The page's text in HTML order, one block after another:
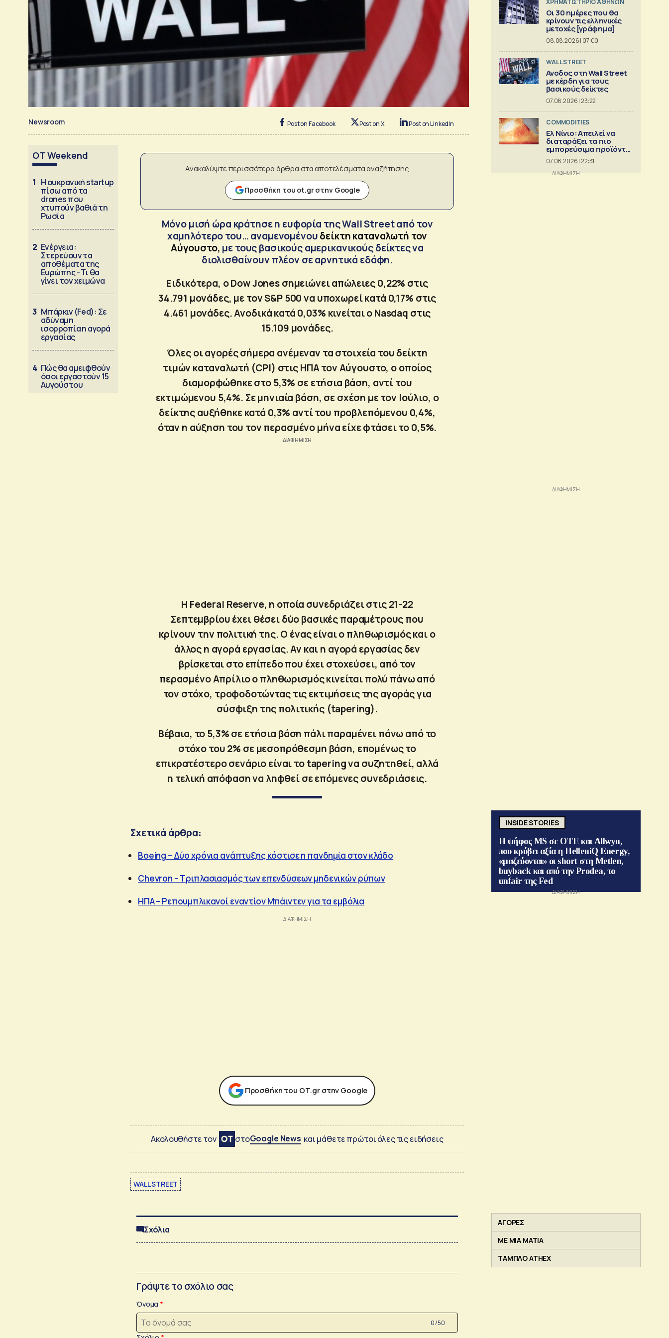
Newsroom Post on Facebook Post on X Post on LinkedIn
OT Weekend
1 Η ουκρανική startup
πίσω από τα
drones που
χτυπούν βαθιά τη
Ρωσία
2 Ενέργεια:
Στερεύουν τα
αποθέματα της
Ευρώπης - Τι θα
γίνει τον χειμώνα
3 Μπάρκιν (Fed): Σε
αδύναμη
ισορροπία η αγορά
εργασίας
4 Πώς θα αμειφθούν
όσοι εργαστούν 15
Αυγούστου
Ανακαλύψτε περισσότερα άρθρα στα αποτελέσματα αναζήτησης
Προσθήκη του ot.gr στην Google
Μόνο μισή ώρα κράτησε η ευφορία της Wall Street από τον
χαμηλότερο του… αναμενομένουδείκτη καταναλωτή τον
Αύγουστο, με τους βασικούς αμερικανικούς δείκτες να
διολισθαίνουν πλέον σε αρνητικά εδάφη.
Ειδικότερα, ο Dow Jones σημειώνει απώλειες 0,22% στις
34.791 μονάδες, με τον S&P 500 να υποχωρεί κατά 0,17% στις
4.461 μονάδες. Ανοδικά κατά 0,03% κινείται ο Nasdaq στις
15.109 μονάδες.
Όλες οι αγορές σήμερα ανέμεναν τα στοιχεία του δείκτη
τιμών καταναλωτή (CPI) στις ΗΠΑ τον Αύγουστο, ο οποίος
διαμορφώθηκε στο 5,3% σε ετήσια βάση, αντί του
εκτιμώμενου 5,4%. Σε μηνιαία βάση, σε σχέση με τον Ιούλιο, ο
δείκτης αυξήθηκε κατά 0,3% αντί του προβλεπόμενου 0,4%,
όταν η αύξηση του τον περασμένο μήνα είχε φτάσει το 0,5%.
Η Federal Reserve, η οποία συνεδριάζει στις 21-22
Σεπτεμβρίου έχει θέσει δύο βασικές παραμέτρους που
κρίνουν την πολιτική της. Ο ένας είναι ο πληθωρισμός και ο
άλλος η αγορά εργασίας. Αν και η αγορά εργασίας δεν
βρίσκεται στο επίπεδο που έχει στοχεύσει, από τον
περασμένο Απρίλιο ο πληθωρισμός κινείται πολύ πάνω από
τον στόχο, τροφοδοτώντας τις εκτιμήσεις της αγοράς για
σύσφιξη της πολιτικής (tapering).
Βέβαια, το 5,3% σε ετήσια βάση πάλι παραμένει πάνω από το
στόχο του 2% σε μεσοπρόθεσμη βάση, επομένως το
επικρατέστερο σενάριο είναι το tapering να συζητηθεί, αλλά
η τελική απόφαση να ληφθεί σε επόμενες συνεδριάσεις.
Σχετικά άρθρα:
Boeing – Δύο χρόνια ανάπτυξης κόστισε η πανδημία στον κλάδο
Chevron – Τριπλασιασμός των επενδύσεων μηδενικών ρύπων
ΗΠΑ – Ρεπουμπλικανοί εναντίον Μπάιντεν για τα εμβόλια
Προσθήκη του ΟΤ.gr στην Google
Ακολουθήστε τον στοGoogle News και μάθετε πρώτοι όλες τις ειδήσεις
WALL STREET
Σχόλια
Γράψτε το σχόλιο σας
Όνομα
0 /50
XΡΗΜΑΤΙΣΤΗΡΙΟ ΑΘΗΝΩΝ
Οι 30 ημέρες που θα
κρίνουν τις ελληνικές
μετοχές [γράφημα]
08.08.2026 | 07:00
WALL STREET
Ανοδος στη Wall Street
με κέρδη για τους
βασικούς δείκτες
07.08.2026 | 23:22
COMMODITIES
Ελ Νίνιο: Απειλεί να
διαταράξει τα πιο
εμπορεύσιμα προϊόντα
στον κόσμο
07.08.2026 | 22:31
INSIDE STORIES
Η ψήφος MS σε ΟΤΕ και Allwyn,
που κρύβει αξία η HelleniQ Energy,
«μαζεύονται» οι short στη Metlen,
buyback και από την Prodea, το
unfair της Fed
ΑΓΟΡΕΣ
ΜΕ ΜΙΑ ΜΑΤΙΑ
ΤΑΜΠΛΟ ATHEX